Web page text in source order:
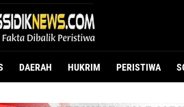
DAERAH HUKRIM PERISTIWA